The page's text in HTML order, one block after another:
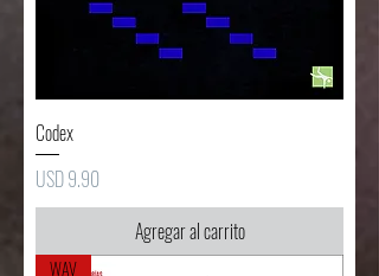
Codex
Precio
USD 9.90
Agregar al carrito
WAV